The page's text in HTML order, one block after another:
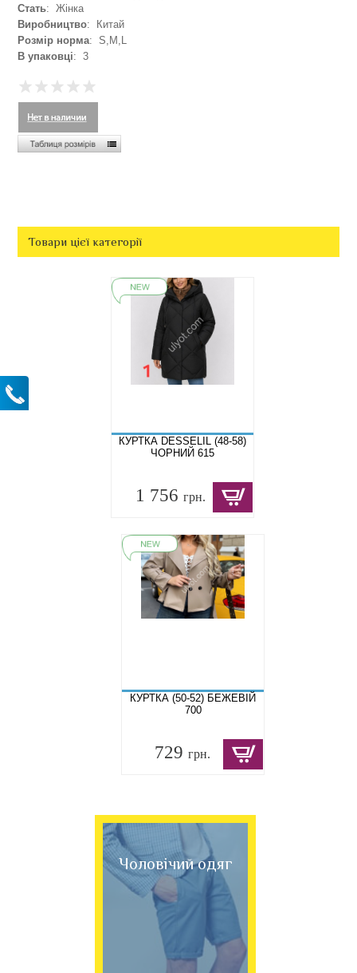
Стать: Жінка
Виробництво: Китай
Розмір норма: S,M,L
В упаковці: 3
Товари цієї категорії
КУРТКА DESSELIL (48-58)
ЧОРНИЙ 615
1 756грн.
КУРТКА (50-52) БЕЖЕВІЙ
700
729 грн.
Чоловічий одяг